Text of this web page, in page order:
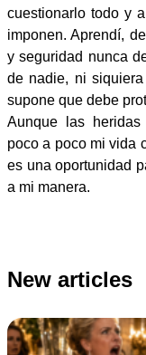
cuestionarlo todo y
imponen. Aprendí,
y seguridad nunca
de nadie, ni
supone que debe
Aunque las heridas
poco a poco mi vida
es una oportunidad
a mi manera.
New articles